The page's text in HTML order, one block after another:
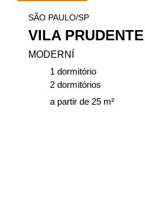
SÃO PAULO/SP
VILA PRUDENTE
MODERNÍ
1 dormitório
2 dormitórios
a partir de 25 m²